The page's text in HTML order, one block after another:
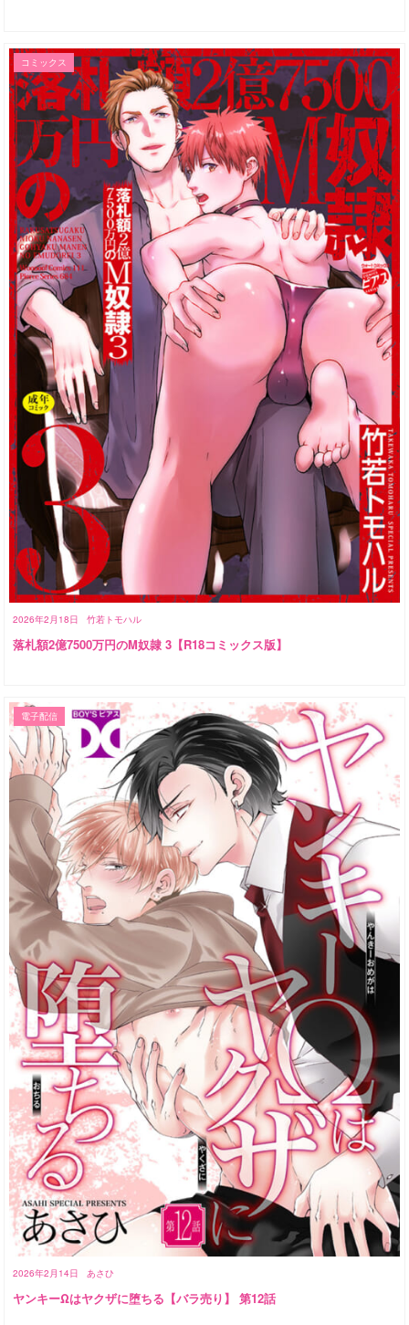
2026年2月18日 竹若トモハル
コミックス
落札額2億7500万円のM奴隷 3【R18コミックス版】
2026年2月14日 あさひ
電子配信
ヤンキーΩはヤクザに堕ちる【バラ売り】 第12話